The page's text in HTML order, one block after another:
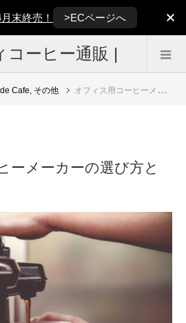
コーヒー通販 |
COFFEE
Cafe, その他 オフィス用コーヒーメーカーの選び方とおすすめ
ーメーカーの選び方と
末終売！ >ECページへ